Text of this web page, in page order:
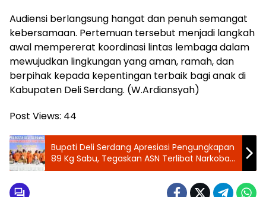
Audiensi berlangsung hangat dan penuh semangat
kebersamaan. Pertemuan tersebut menjadi langkah
awal mempererat koordinasi lintas lembaga dalam
mewujudkan lingkungan yang aman, ramah, dan
berpihak kepada kepentingan terbaik bagi anak di
Kabupaten Deli Serdang. (W.Ardiansyah)
Post Views: 44
Bupati Deli Serdang Apresiasi Pengungkapan
89 Kg Sabu, Tegaskan ASN Terlibat Narkoba
Siap Dipecat